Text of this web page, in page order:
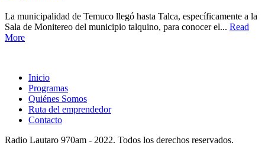
La municipalidad de Temuco llegó hasta Talca, específicamente a la
Sala de Monitereo del municipio talquino, para conocer el... Read
More
Inicio
Programas
Quiénes Somos
Ruta del emprendedor
Contacto
Radio Lautaro 970am - 2022. Todos los derechos reservados.